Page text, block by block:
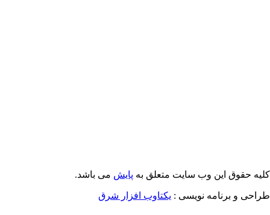
حقوق این وب سایت متعلق بهپایشمی باشد.
و برنامه نویسی : یکتاوب افزار شرق